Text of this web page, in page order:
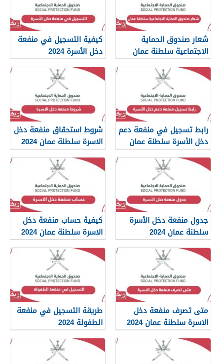
شعار صندوق الحماية
الاجتماعية سلطنة عمان
2024
كيفية التسجيل في منفعة
دخل الأسرة 2024
رابط تسجيل في منفعة دعم
دخل الأسرة سلطنة عمان
شروط استحقاق منفعة دخل
الاسرة سلطنة عمان 2024
جدول منفعة دخل الأسرة
سلطنة عمان 2024
كيفية حساب منفعة دخل
الاسرة سلطنة عمان 2024
متى تصرف منفعة دخل
الاسرة سلطنة عمان 2024
طريقة التسجيل في منفعة
الطفولة 2024